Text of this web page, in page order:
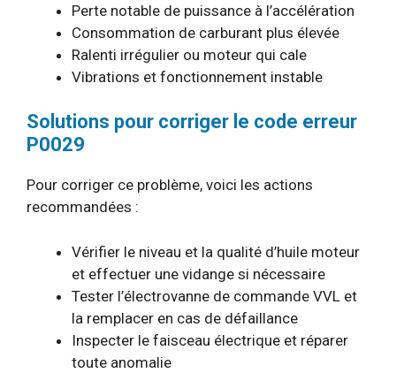
Perte notable de puissance à l’accélération
Consommation de carburant plus élevée
Ralenti irrégulier ou moteur qui cale
Vibrations et fonctionnement instable
Solutions pour corriger le code erreur
P0029
Pour corriger ce problème, voici les actions
recommandées :
Vérifier le niveau et la qualité d’huile moteur
et effectuer une vidange si nécessaire
Tester l’électrovanne de commande VVL et
la remplacer en cas de défaillance
Inspecter le faisceau électrique et réparer
toute anomalie